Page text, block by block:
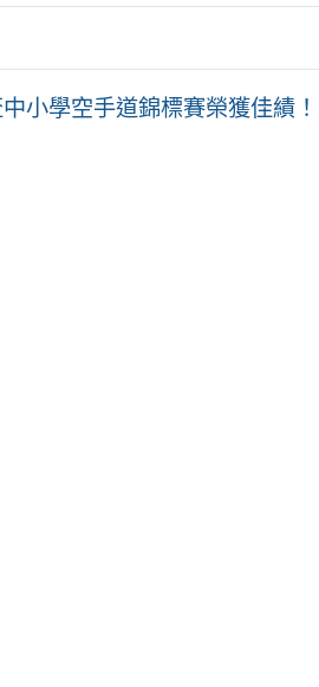
小學空手道錦標賽榮獲佳績！